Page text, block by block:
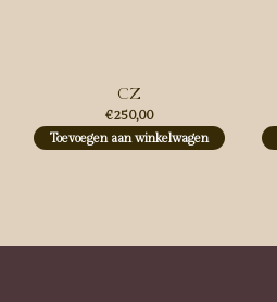
CZ
€250,00
Toevoegen aan winkelwagen